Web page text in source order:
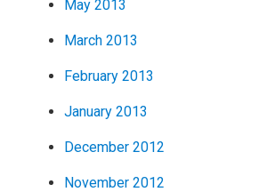
May 2013
March 2013
February 2013
January 2013
December 2012
November 2012